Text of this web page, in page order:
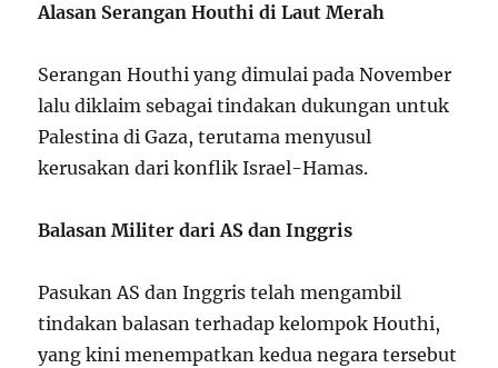
Alasan Serangan Houthi di Laut Merah
Serangan Houthi yang dimulai pada November
lalu diklaim sebagai tindakan dukungan untuk
Palestina di Gaza, terutama menyusul
kerusakan dari konflik Israel-Hamas.
Balasan Militer dari AS dan Inggris
Pasukan AS dan Inggris telah mengambil
tindakan balasan terhadap kelompok Houthi,
yang kini menempatkan kedua negara tersebut